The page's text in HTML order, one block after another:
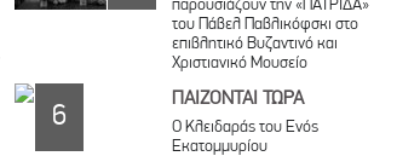
του Πάβελ Παβλικόφσκι στο
επιβλητικό Βυζαντινό και
Χριστιανικό Μουσείο
6 ΠΑΙΖΟΝΤΑΙ ΤΩΡΑ
Ο Κλειδαράς του Ενός
Εκατομμυρίου